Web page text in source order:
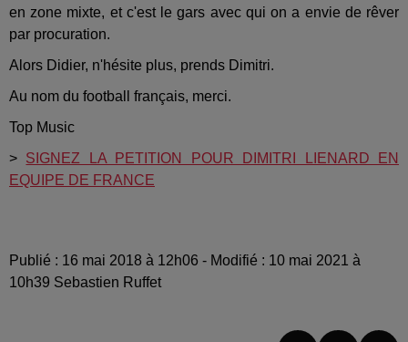
en zone mixte, et c'est le gars avec qui on a envie de rêver
par procuration.
Alors Didier, n'hésite plus, prends Dimitri.
Au nom du football français, merci.
Top Music
> SIGNEZ LA PETITION POUR DIMITRI LIENARD EN
EQUIPE DE FRANCE
Publié : 16 mai 2018 à 12h06 - Modifié : 10 mai 2021 à
10h39 Sebastien Ruffet